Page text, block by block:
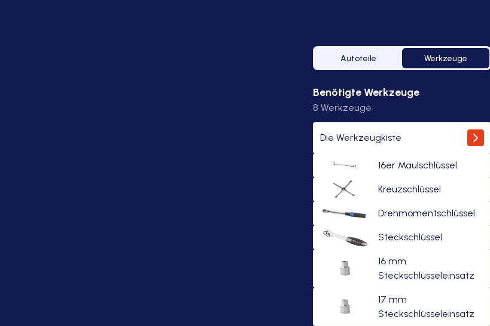
Autoteile Werkzeuge
Benötigte Werkzeuge
8 Werkzeuge
Die Werkzeugkiste
16er Maulschlüssel
Kreuzschlüssel
Drehmomentschlüssel
Steckschlüssel
16 mm
Steckschlüsseleinsatz
17 mm
Steckschlüsseleinsatz